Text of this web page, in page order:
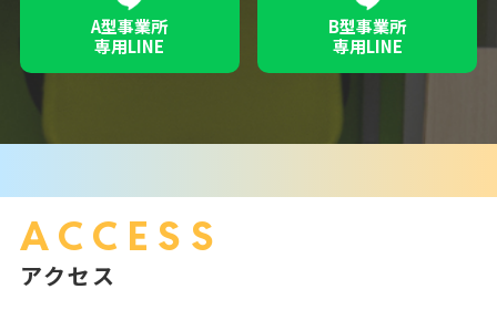
A型事業所
専用LINE
B型事業所
専用LINE
ACCESS
アクセス